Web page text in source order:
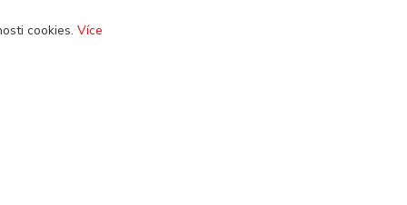
cookies. Více